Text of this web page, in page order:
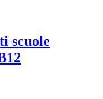
scuole